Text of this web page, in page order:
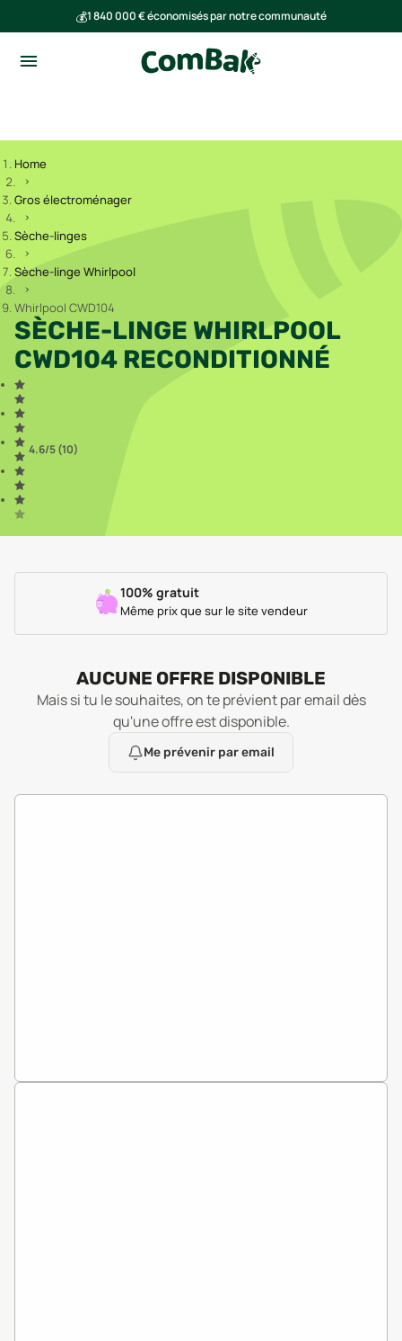
💰1 840 000 € économisés par notre communauté
Home
Gros électroménager
Sèche-linges
Sèche-linge Whirlpool
Whirlpool CWD104
SÈCHE-LINGE WHIRLPOOL
CWD104 RECONDITIONNÉ
4.6/5 (10)
100% gratuit
Même prix que sur le site vendeur
AUCUNE OFFRE DISPONIBLE
Mais si tu le souhaites, on te prévient par email dès
qu'une offre est disponible.
Me prévenir par email